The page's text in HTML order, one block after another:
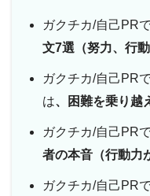
ガクチカ/自己PR
文7選（努力、行
ガクチカ/自己PR
は、困難を乗り越
ガクチカ/自己PR
者の本音（行動力
ガクチカ/自己PR